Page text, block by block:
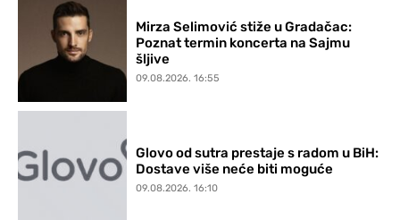
Mirza Selimović stiže u Gradačac:
Poznat termin koncerta na Sajmu
šljive
09.08.2026. 16:55
Glovo od sutra prestaje s radom u BiH:
Dostave više neće biti moguće
09.08.2026. 16:10